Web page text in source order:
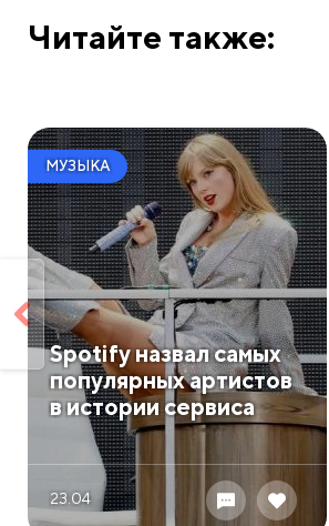
Читайте также:
МУЗЫКА
Spotify назвал самых
популярных артистов
в истории сервиса
23.04